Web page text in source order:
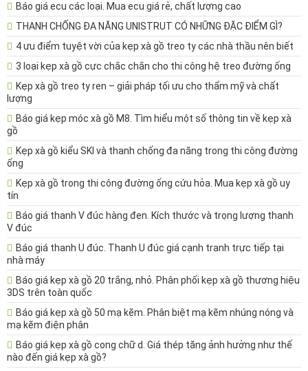
Báo giá ecu các loại. Mua ecu giá rẻ, chất lượng cao
THANH CHỐNG ĐA NĂNG UNISTRUT CÓ NHỮNG ĐẶC ĐIỂM GÌ?
4 ưu điểm tuyệt vời của kẹp xà gồ treo ty các nhà thầu nên biết
3 loại kẹp xà gồ cực chắc chắn cho thi công hệ treo đường ống
Kẹp xà gồ treo ty ren – giải pháp tối ưu cho thẩm mỹ và chất
lượng
Báo giá kẹp móc xà gồ M8. Tìm hiểu một số thông tin về kẹp xà
gồ
Kẹp xà gồ kiểu SKI và thanh chống đa năng trong thi công đường
ống
Kẹp xà gồ trong thi công đường ống cứu hỏa. Mua kẹp xà gồ uy
tín
Báo giá thanh V đúc hàng đen. Kích thước và trọng lượng thanh
V đúc
Báo giá thanh U đúc. Thanh U đúc giá cạnh tranh trực tiếp tại
nhà máy
Báo giá kẹp xà gồ 20 trắng, nhỏ. Phân phối kẹp xà gồ thương hiệu
3DS trên toàn quốc
Báo giá kẹp xà gồ 50 mạ kẽm. Phân biệt mạ kẽm nhúng nóng và
mạ kẽm điện phân
Báo giá kẹp xà gồ cong chữ d. Giá thép tăng ảnh hưởng như thế
nào đến giá kẹp xà gồ?